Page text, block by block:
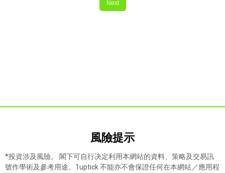
Next
風險提示​
*投資涉及風險。 閣下可自行决定利用本網站的資料、策略及交易訊
號作學術及參考用途。1uptick 不能亦不會保證任何在本網站／應用程